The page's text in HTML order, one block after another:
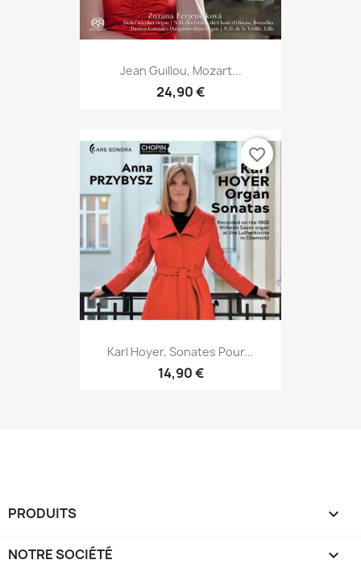
Jean Guillou, Mozart...
24,90 €
Karl Hoyer, Sonates Pour...
14,90 €
favorite_border
PRODUITS 
NOTRE SOCIÉTÉ 